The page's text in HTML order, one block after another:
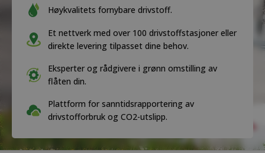
Høykvalitets fornybare drivstoff.
Et nettverk med over 100 drivstoffstasjoner eller
direkte levering tilpasset dine behov.
Eksperter og rådgivere i grønn omstilling av
flåten din.
Plattform for sanntidsrapportering av
drivstofforbruk og CO2-utslipp.